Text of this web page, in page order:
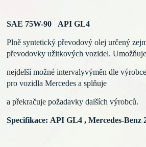
SAE 75W-90 API GL4
Plně syntetický převodový olej určený
převodovky užitkových vozidel. Umožňuje
nejdelší možnéintervalyvýměn dle
provozidla Mercedes a splňuje
a překračuje požadavky dalšíchvýrobců.
Specifikace: API GL4 , Mercedes-Benz